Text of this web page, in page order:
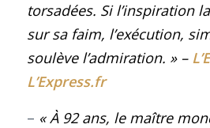
torsadées. Si l’inspiration
sur sa faim, l’exécution,
soulève l’admiration. » –
L’Express.fr
– « À 92 ans, le maître